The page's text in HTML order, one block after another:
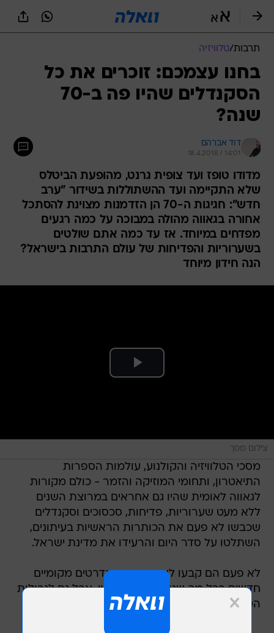
תרבות/טלוויזיה
בחנו עצמכם: זוכרים את כל
הסקנדלים שהיו פה ב-70
שנה?
דוד אברהם
18.4.2018 / 14:01
מדודו טופז ועד צופית גרנט, מהופעת הביטלס
שלא התקיימה ועד ההשתוללות בשידור "ערב
חדש": חגיגות ה-70 הן הזדמנות מצוינת להסתכל
אחורה בגאווה מהולה במבוכה על כמה רגעים
מפדחים במיוחד. אז עד כמה אתם שולטים
בשערוריות והפדיחות של עולם התרבות בישראל?
הנה חידון מיוחד
צילום מסך
מסכי הטלוויזיה והקולנוע, עולמות הספרות
התיאטרון, ותחומי המוזיקה והזמר - כולם מקורות
לגאווה לאומית שהיו גם אחראים במרוצת השנים
ללא מעט שערוריות, פדיחות, סכסוכים וסקנדלים
שכבשו לא פעם את הכותרות הראשיות בעיתונים,
השתלטו על סדר היום והרעידו את מדינת ישראל.
לא פעם הם קבעו לאחר מכן סטנדרטים מקומיים
חדשים בכל מה שנוגע לחופש ביטוי, אבל גם לגבולות
הטעם טוב.